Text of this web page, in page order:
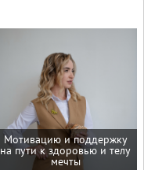
Мотивацию и поддержку
на пути к здоровью и телу
мечты